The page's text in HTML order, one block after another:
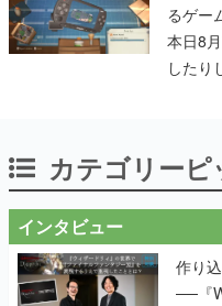
るゲー
本日8
したり
カテゴリー
インタビュー
作り
──『